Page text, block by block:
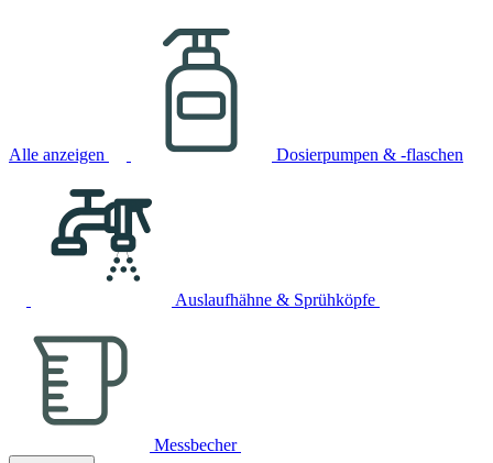
Alle anzeigen Dosierpumpen & -flaschen
Auslaufhähne & Sprühköpfe
Messbecher